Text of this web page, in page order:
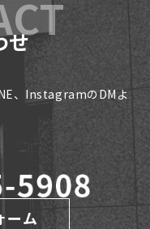
せ
、InstagramのDMよ
ーム